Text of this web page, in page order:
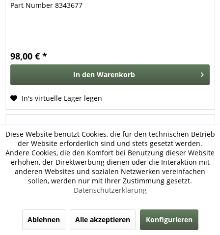
Part Number 8343677
98,00 € *
In den Warenkorb
In's virtuelle Lager legen
M151 Allradhebelgummi
Diese Website benutzt Cookies, die für den technischen Betrieb
der Website erforderlich sind und stets gesetzt werden.
Andere Cookies, die den Komfort bei Benutzung dieser Website
erhöhen, der Direktwerbung dienen oder die Interaktion mit
anderen Websites und sozialen Netzwerken vereinfachen
sollen, werden nur mit Ihrer Zustimmung gesetzt.
Datenschutzerklärung
Ablehnen Alle akzeptieren Konfigurieren